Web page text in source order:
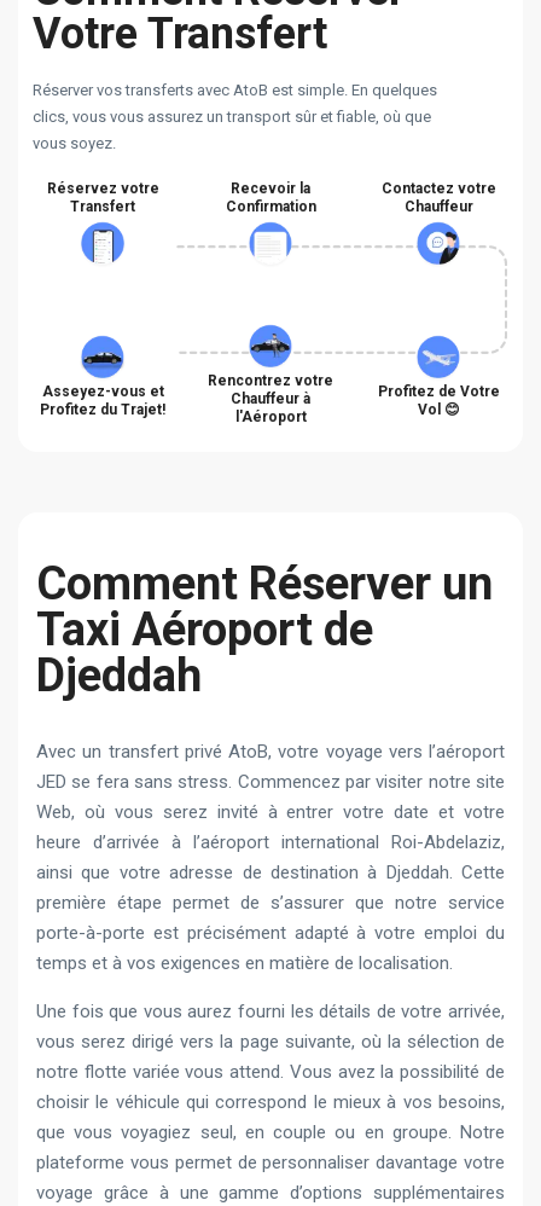
Votre Transfert
Réserver vos transferts avec AtoB est simple. En quelques
clics, vous vous assurez un transport sûr et fiable, où que
vous soyez.
Réservez votre
Transfert
Recevoir la
Confirmation
Contactez votre
Chauffeur
Asseyez-vous et
Profitez du Trajet!
Rencontrez votre
Chauffeur à
l'Aéroport
Profitez de Votre
Vol 😊
Comment Réserver un
Taxi Aéroport de
Djeddah
Avec un transfert privé AtoB, votre voyage vers l’aéroport
JED se fera sans stress. Commencez par visiter notre site
Web, où vous serez invité à entrer votre date et votre
heure d’arrivée à l’aéroport international Roi-Abdelaziz,
ainsi que votre adresse de destination à Djeddah. Cette
première étape permet de s’assurer que notre service
porte-à-porte est précisément adapté à votre emploi du
temps et à vos exigences en matière de localisation.
Une fois que vous aurez fourni les détails de votre arrivée,
vous serez dirigé vers la page suivante, où la sélection de
notre flotte variée vous attend. Vous avez la possibilité de
choisir le véhicule qui correspond le mieux à vos besoins,
que vous voyagiez seul, en couple ou en groupe. Notre
plateforme vous permet de personnaliser davantage votre
voyage grâce à une gamme d’options supplémentaires